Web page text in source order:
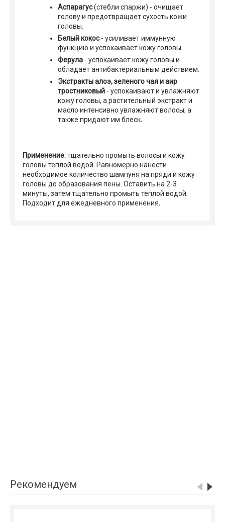
Аспарагус(стебли спаржи) - очищает
голову и предотвращает сухость кожи
головы.
Белый кокос- усиливает иммунную
функцию и успокаивает кожу головы.
Ферула - успокаивает кожу головы и
обладает антибактериальным действием.
Экстракты алоэ, зеленого чая и аир
тростниковый - успокаивают и увлажняют
кожу головы, а растительный экстракт и
масло интенсивно увлажняют волосы, а
также придают им блеск.
Применение:тщательно промыть волосы и кожу
головы теплой водой. Равномерно нанести
необходимое количество шампуня на пряди и кожу
головы до образования пены. Оставить на 2-3
минуты, затем тщательно промыть теплой водой.
Подходит для ежедневного применения.
Рекомендуем